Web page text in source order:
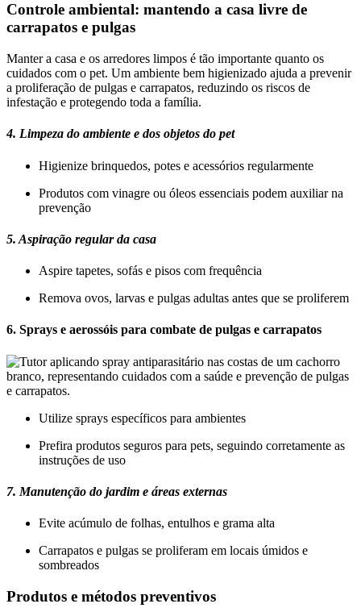
Controle ambiental: mantendo a casa livre de
carrapatos e pulgas
Manter a casa e os arredores limpos é tão importante quanto os
cuidados com o pet. Um ambiente bem higienizado ajuda a prevenir
a proliferação de pulgas e carrapatos, reduzindo os riscos de
infestação e protegendo toda a família.
4. Limpeza do ambiente e dos objetos do pet
Higienize brinquedos, potes e acessórios regularmente
Produtos com vinagre ou óleos essenciais podem auxiliar na
prevenção
5. Aspiração regular da casa
Aspire tapetes, sofás e pisos com frequência
Remova ovos, larvas e pulgas adultas antes que se proliferem
6. Sprays e aerossóis para combate de pulgas e carrapatos
Utilize sprays específicos para ambientes
Prefira produtos seguros para pets, seguindo corretamente as
instruções de uso
7. Manutenção do jardim e áreas externas
Evite acúmulo de folhas, entulhos e grama alta
Carrapatos e pulgas se proliferam em locais úmidos e
sombreados
Produtos e métodos preventivos